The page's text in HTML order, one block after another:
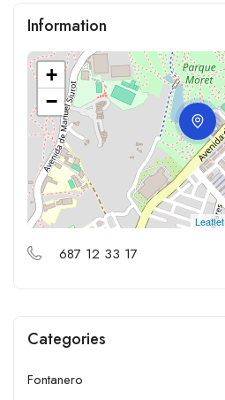
Information
+
−
Leaflet
687 12 33 17
Categories
Fontanero